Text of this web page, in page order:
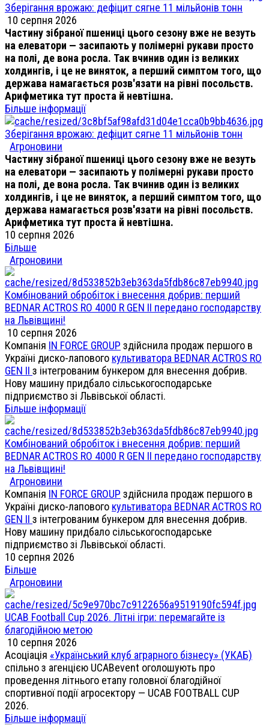
Зберігання врожаю: дефіцит сягне 11 мільйонів тонн
10 серпня 2026
Частину зібраної пшениці цього сезону вже не везуть
на елеватори — засипають у полімерні рукави просто
на полі, де вона росла. Так вчинив один із великих
холдингів, і це не виняток, а перший симптом того, що
держава намагається розв'язати на рівні посольств.
Арифметика тут проста й невтішна.
Більше інформації
Зберігання врожаю: дефіцит сягне 11 мільйонів тонн
Агроновини
Частину зібраної пшениці цього сезону вже не везуть
на елеватори — засипають у полімерні рукави просто
на полі, де вона росла. Так вчинив один із великих
холдингів, і це не виняток, а перший симптом того, що
держава намагається розв'язати на рівні посольств.
Арифметика тут проста й невтішна.
10 серпня 2026
Більше
Агроновини
Комбінований обробіток і внесення добрив: перший
BEDNAR ACTROS RO 4000 R GEN II передано господарству
на Львівщині!
10 серпня 2026
Компанія IN FORCE GROUP здійснила продаж першого в
Україні диско-лапового культиватора BEDNAR ACTROS RO
GEN II з інтегрованим бункером для внесення добрив.
Нову машину придбало сільськогосподарське
підприємство зі Львівської області.
Більше інформації
Комбінований обробіток і внесення добрив: перший
BEDNAR ACTROS RO 4000 R GEN II передано господарству
на Львівщині!
Агроновини
Компанія IN FORCE GROUP здійснила продаж першого в
Україні диско-лапового культиватора BEDNAR ACTROS RO
GEN II з інтегрованим бункером для внесення добрив.
Нову машину придбало сільськогосподарське
підприємство зі Львівської області.
10 серпня 2026
Більше
Агроновини
UCAB Football Cup 2026. Літні ігри: перемагайте із
благодійною метою
10 серпня 2026
Асоціація «Український клуб аграрного бізнесу» (УКАБ)
спільно з агенцією UCABevent оголошують про
проведення літнього етапу головної благодійної
спортивної події агросектору — UCAB FOOTBALL CUP
2026.
Більше інформації